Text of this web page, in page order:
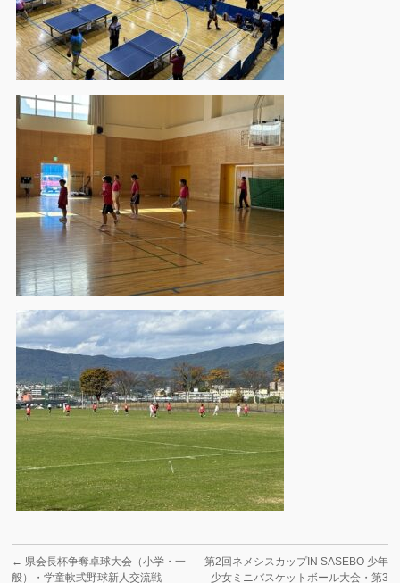
← 県会長杯争奪卓球大会（小学・一
般）・学童軟式野球新人交流戦
第2回ネメシスカップIN SASEBO 少年
少女ミニバスケットボール大会・第3